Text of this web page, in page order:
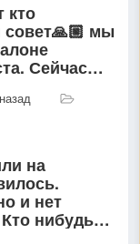
кто
мы
Сейчас
на
и нет
нибудь